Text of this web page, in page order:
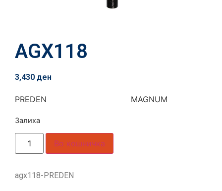
AGX118
3,430 ден
PREDEN MAGNUM
Залиха
Во кошничка
agx118-PREDEN